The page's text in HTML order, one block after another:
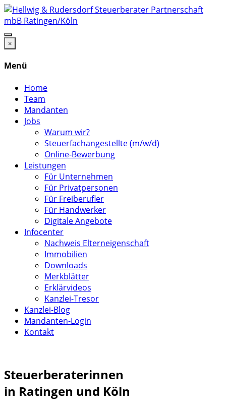
×
Menü
Home
Team
Mandanten
Jobs
Warum wir?
Steuerfachangestellte (m/w/d)
Online-Bewerbung
Leistungen
Für Unternehmen
Für Privatpersonen
Für Freiberufler
Für Handwerker
Digitale Angebote
Infocenter
Nachweis Elterneigenschaft
Immobilien
Downloads
Merkblätter
Erklärvideos
Kanzlei-Tresor
Kanzlei-Blog
Mandanten-Login
Kontakt
Steuerberaterinnen
in Ratingen und Köln